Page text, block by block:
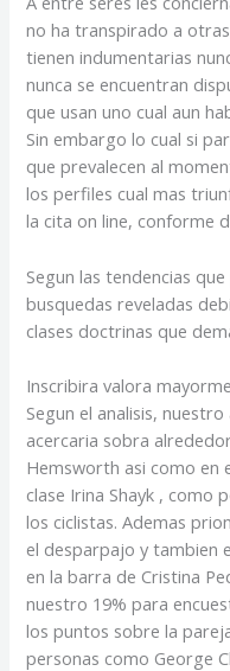
no ha transpirado a
tienen indumentarias
nunca se encuentran
que usan uno cual aun
Sin embargo lo cual si
que prevalecen al
los perfiles cual mas
la cita on line, conforme
Segun las tendencias
busquedas reveladas
clases doctrinas que
Inscribira valora
Segun el analisis,
acercaria sobra
Hemsworth asi­ como en
clase Irina Shayk , como
los ciclistas. Ademas
el desparpajo y tambien
en la barra de Cristina
nuestro 19% para
los puntos sobre la
personas como George